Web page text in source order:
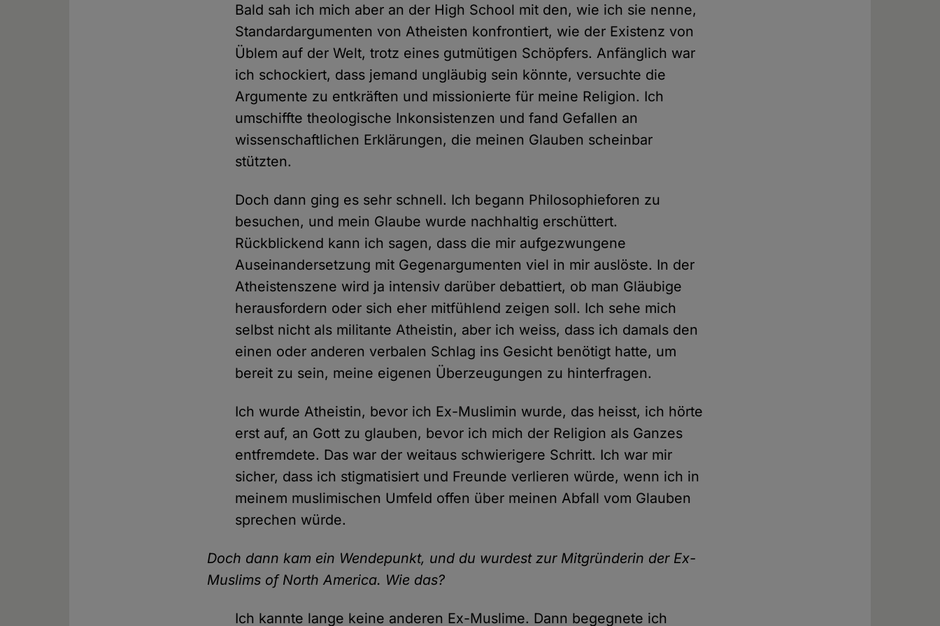
Bald sah ich mich aber an der High School mit den, wie ich sie nenne,
Standardargumenten von Atheisten konfrontiert, wie der Existenz von
Üblem auf der Welt, trotz eines gutmütigen Schöpfers. Anfänglich war
ich schockiert, dass jemand ungläubig sein könnte, versuchte die
Argumente zu entkräften und missionierte für meine Religion. Ich
umschiffte theologische Inkonsistenzen und fand Gefallen an
wissenschaftlichen Erklärungen, die meinen Glauben scheinbar
stützten.
Doch dann ging es sehr schnell. Ich begann Philosophieforen zu
besuchen, und mein Glaube wurde nachhaltig erschüttert.
Rückblickend kann ich sagen, dass die mir aufgezwungene
Auseinandersetzung mit Gegenargumenten viel in mir auslöste. In der
Atheistenszene wird ja intensiv darüber debattiert, ob man Gläubige
herausfordern oder sich eher mitfühlend zeigen soll. Ich sehe mich
selbst nicht als militante Atheistin, aber ich weiss, dass ich damals den
einen oder anderen verbalen Schlag ins Gesicht benötigt hatte, um
bereit zu sein, meine eigenen Überzeugungen zu hinterfragen.
Ich wurde Atheistin, bevor ich Ex-Muslimin wurde, das heisst, ich hörte
erst auf, an Gott zu glauben, bevor ich mich der Religion als Ganzes
entfremdete. Das war der weitaus schwierigere Schritt. Ich war mir
sicher, dass ich stigmatisiert und Freunde verlieren würde, wenn ich in
meinem muslimischen Umfeld offen über meinen Abfall vom Glauben
sprechen würde.
Doch dann kam ein Wendepunkt, und du wurdest zur Mitgründerin der Ex-
Muslims of North America. Wie das?
Ich kannte lange keine anderen Ex-Muslime. Dann begegnete ich